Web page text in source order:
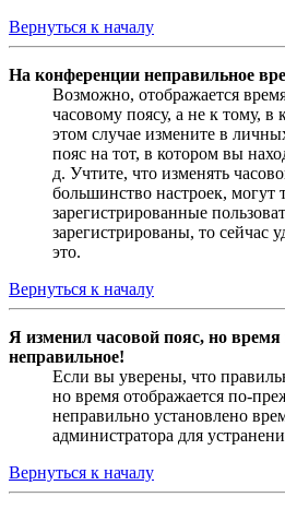
Вернуться к началу
На конференции неправильное
Возможно, отображается
часовому поясу, а не к тому, в
этом случае измените в
пояс на тот, в котором вы
д. Учтите, что изменять
большинство настроек, могут
зарегистрированные
зарегистрированы, то сейчас
это.
Вернуться к началу
Я изменил часовой пояс, но время
неправильное!
Если вы уверены, что
но время отображается по-
неправильно установлено
администратора для
Вернуться к началу